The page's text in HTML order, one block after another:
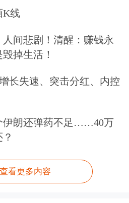
，资金和交易高度集
杠杆化并非韩国市场
技资产定价锚的美股
扩张态势也十分迅
美股市场上杠杆及反
K线
间悲剧！清醒：赚钱永
掉生活！
长失速、突击分红、内控
朗还弹药不足……40万
看更多内容